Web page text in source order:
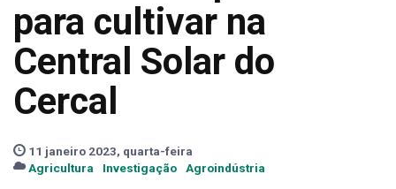
para cultivar na
Central Solar do
Cercal
11 janeiro 2023, quarta-feira
Agricultura
Investigação Agroindústria